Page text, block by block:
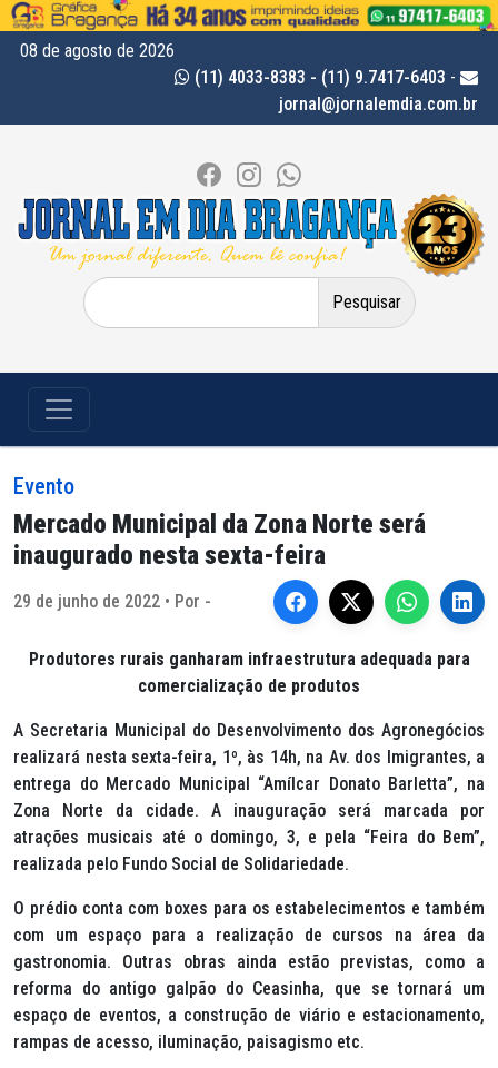
08 de agosto de 2026
(11) 4033-8383 - (11) 9.7417-6403 -
jornal@jornalemdia.com.br
Pesquisar
por:
Evento
Mercado Municipal da Zona Norte será
inaugurado nesta sexta-feira
29 de junho de 2022 • Por -
Produtores rurais ganharam infraestrutura adequada para
comercialização de produtos
A Secretaria Municipal do Desenvolvimento dos Agronegócios
realizará nesta sexta-feira, 1º, às 14h, na Av. dos Imigrantes, a
entrega do Mercado Municipal “Amílcar Donato Barletta”, na
Zona Norte da cidade. A inauguração será marcada por
atrações musicais até o domingo, 3, e pela “Feira do Bem”,
realizada pelo Fundo Social de Solidariedade.
O prédio conta com boxes para os estabelecimentos e também
com um espaço para a realização de cursos na área da
gastronomia. Outras obras ainda estão previstas, como a
reforma do antigo galpão do Ceasinha, que se tornará um
espaço de eventos, a construção de viário e estacionamento,
rampas de acesso, iluminação, paisagismo etc.